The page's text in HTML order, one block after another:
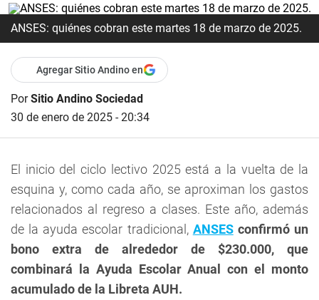
ANSES: quiénes cobran este martes 18 de marzo de 2025.
Agregar Sitio Andino en
PorSitio Andino Sociedad
30 de enero de 2025 - 20:34
El inicio del ciclo lectivo 2025 está a la vuelta de la
esquina y, como cada año, se aproximan los gastos
relacionados al regreso a clases. Este año, además
de la ayuda escolar tradicional, ANSESconfirmó un
bono extra de alrededor de $230.000, que
combinará la Ayuda Escolar Anual con el monto
acumulado de la Libreta AUH.